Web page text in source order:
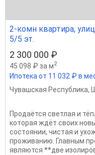
2-комн квартира,
5/5 эт.
2 300 000 ₽
45 098 ₽ за м2
Ипотека от 11 032 ₽ в
Чувашская Республика,
Продаётся светлая и
которая ждёт своих
состоянии, чистая и
проживанию. Главным
являются **две